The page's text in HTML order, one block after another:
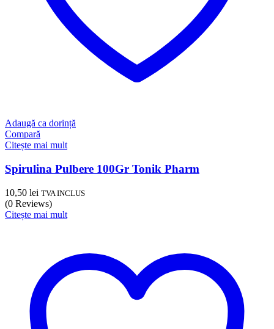
Adaugă ca dorință
Compară
Citește mai mult
Spirulina Pulbere 100Gr Tonik Pharm
10,50 lei TVA INCLUS
(0 Reviews)
Citește mai mult